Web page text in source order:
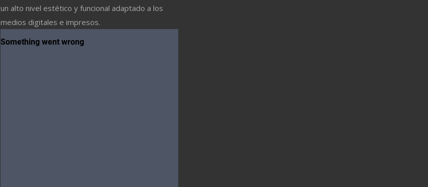
un alto nivel estético y funcional adaptado a los
medios digitales e impresos.